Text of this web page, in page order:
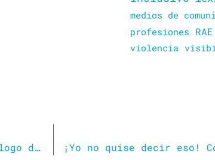
medios de
profesiones RAE
violencia
Género y sexo: ¿controversia científica o diálogo de sordos?